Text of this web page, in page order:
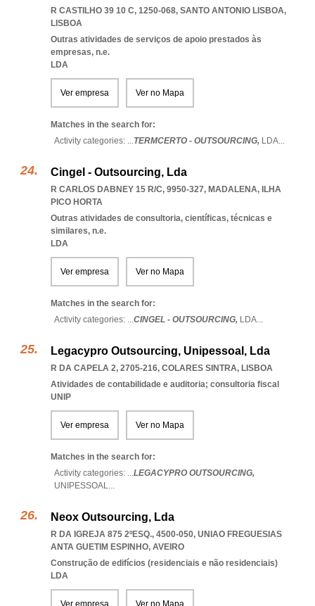
R CASTILHO 39 10 C, 1250-068, SANTO ANTONIO LISBOA,
LISBOA
Outras atividades de serviços de apoio prestados às
empresas, n.e.
LDA
Ver empresa Ver no Mapa
Matches in the search for:
Activity categories: ...TERMCERTO - OUTSOURCING, LDA...
Cingel - Outsourcing, Lda
R CARLOS DABNEY 15 R/C, 9950-327, MADALENA, ILHA
PICO HORTA
Outras atividades de consultoria, científicas, técnicas e
similares, n.e.
LDA
Ver empresa Ver no Mapa
Matches in the search for:
Activity categories: ...CINGEL - OUTSOURCING, LDA...
Legacypro Outsourcing, Unipessoal, Lda
R DA CAPELA 2, 2705-216, COLARES SINTRA, LISBOA
Atividades de contabilidade e auditoria; consultoria fiscal
UNIP
Ver empresa Ver no Mapa
Matches in the search for:
Activity categories: ...LEGACYPRO OUTSOURCING,
UNIPESSOAL...
Neox Outsourcing, Lda
R DA IGREJA 875 2ºESQ., 4500-050, UNIAO FREGUESIAS
ANTA GUETIM ESPINHO, AVEIRO
Construção de edifícios (residenciais e não residenciais)
LDA
Ver empresa Ver no Mapa